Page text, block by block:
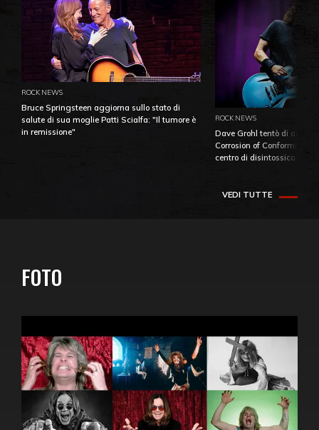
ROCK NEWS
Bruce Springsteen aggiorna sullo stato di
salute di sua moglie Patti Scialfa: "Il tumore è
in remissione"
ROCK NEWS
Dave Grohl tentò di
Corrosion of Conformity
centro di
VEDI TUTTE
FOTO